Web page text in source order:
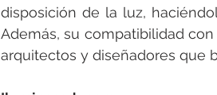
disposición de la luz,
Además, su compatibilidad
arquitectos y diseñadores que